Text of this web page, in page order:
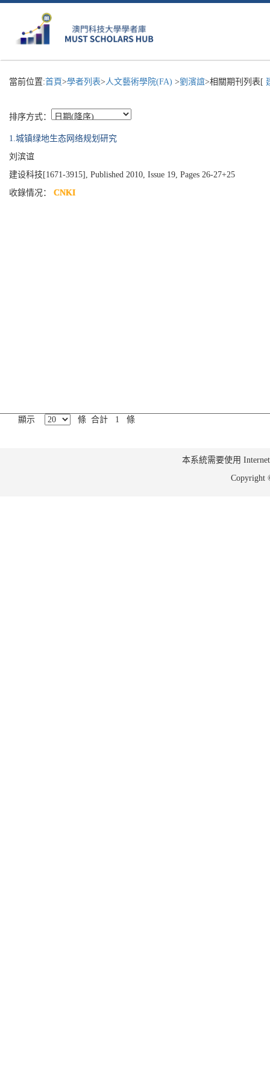
當前位置:首頁>學者列表>人文藝術學院(FA) >劉濱誼>相關期刊列表[
排序方式：
1.城镇绿地生态网络规划研究
刘滨谊
建设科技[1671-3915], Published 2010, Issue 19, Pages 26-27+25
收錄情况： CNKI
顯示 條 合計 1 條
本系統需要使用
Copyright